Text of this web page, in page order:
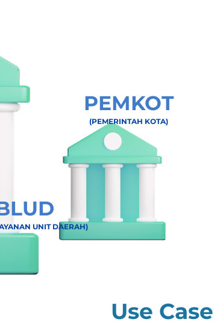
PEMKOT
(PEMERINTAH KOTA)
UNIT DAERAH)
Use Case